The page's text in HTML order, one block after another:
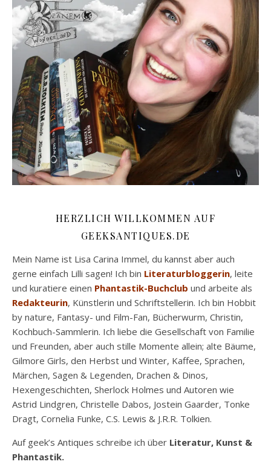
HERZLICH WILLKOMMEN AUF
GEEKSANTIQUES.DE
Mein Name ist Lisa Carina Immel, du kannst aber auch
gerne einfach Lilli sagen! Ich bin Literaturbloggerin, leite
und kuratiere einen Phantastik-Buchclub und arbeite als
Redakteurin, Künstlerin und Schriftstellerin. Ich bin Hobbit
by nature, Fantasy- und Film-Fan, Bücherwurm, Christin,
Kochbuch-Sammlerin. Ich liebe die Gesellschaft von Familie
und Freunden, aber auch stille Momente allein; alte Bäume,
Gilmore Girls, den Herbst und Winter, Kaffee, Sprachen,
Märchen, Sagen & Legenden, Drachen & Dinos,
Hexengeschichten, Sherlock Holmes und Autoren wie
Astrid Lindgren, Christelle Dabos, Jostein Gaarder, Tonke
Dragt, Cornelia Funke, C.S. Lewis & J.R.R. Tolkien.
Auf geek’s Antiques schreibe ich über Literatur, Kunst &
Phantastik.